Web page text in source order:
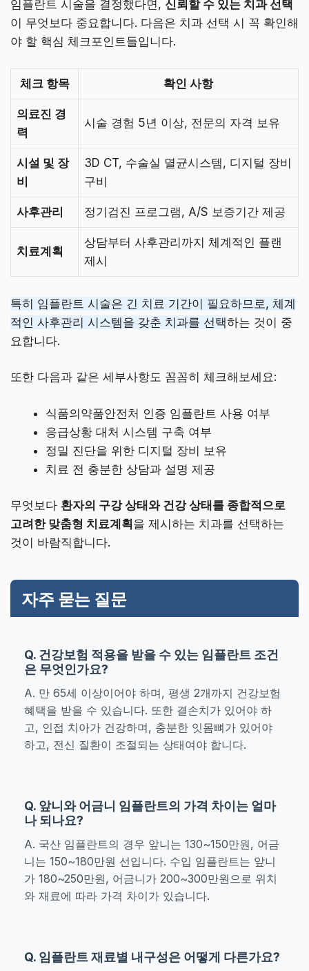
임플란트 시술을 결정했다면, 신뢰할 수 있는 치과 선택
이 무엇보다 중요합니다. 다음은 치과 선택 시 꼭 확인해
야 할 핵심 체크포인트들입니다.
체크 항목 확인 사항
의료진 경
력
시술 경험 5년 이상, 전문의 자격 보유
시설 및 장
비
3D CT, 수술실 멸균시스템, 디지털 장비
구비
사후관리 정기검진 프로그램, A/S 보증기간 제공
치료계획
상담부터 사후관리까지 체계적인 플랜
제시
특히 임플란트 시술은 긴 치료 기간이 필요하므로, 체계
적인 사후관리 시스템을 갖춘 치과를 선택하는 것이 중
요합니다.
또한 다음과 같은 세부사항도 꼼꼼히 체크해보세요:
식품의약품안전처 인증 임플란트 사용 여부
응급상황 대처 시스템 구축 여부
정밀 진단을 위한 디지털 장비 보유
치료 전 충분한 상담과 설명 제공
무엇보다 환자의 구강 상태와 건강 상태를 종합적으로
고려한 맞춤형 치료계획 을 제시하는 치과를 선택하는
것이 바람직합니다.
자주 묻는 질문
Q. 건강보험 적용을 받을 수 있는 임플란트 조건
은 무엇인가요?
A. 만 65세 이상이어야 하며, 평생 2개까지 건강보험
혜택을 받을 수 있습니다. 또한 결손치가 있어야 하
고, 인접 치아가 건강하며, 충분한 잇몸뼈가 있어야
하고, 전신 질환이 조절되는 상태여야 합니다.
Q. 앞니와 어금니 임플란트의 가격 차이는 얼마
나 되나요?
A. 국산 임플란트의 경우 앞니는 130~150만원, 어금
니는 150~180만원 선입니다. 수입 임플란트는 앞니
가 180~250만원, 어금니가 200~300만원으로 위치
와 재료에 따라 가격 차이가 있습니다.
Q. 임플란트 재료별 내구성은 어떻게 다른가요?